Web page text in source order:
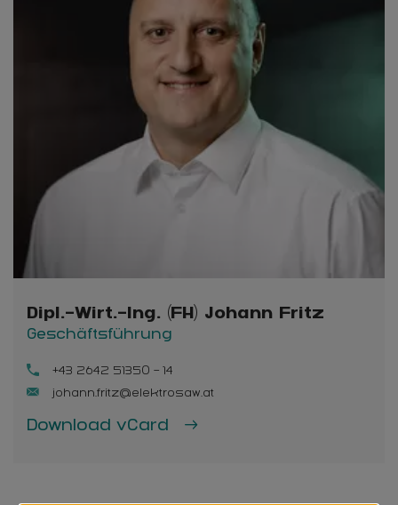
Dipl.-Wirt.-Ing. (FH) Johann Fritz
Geschäftsführung
+43 2642 51350 - 14
johann.fritz@elektrosaw.at
Download vCard